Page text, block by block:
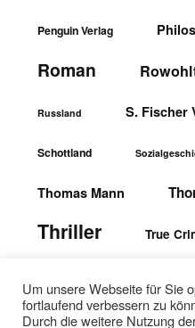
Penguin Verlag
Roman
Russland S. Fischer
Schottland
Thomas Mann
Thriller True
Um unsere Webseite für Sie
fortlaufend verbessern zu
Durch die weitere Nutzung